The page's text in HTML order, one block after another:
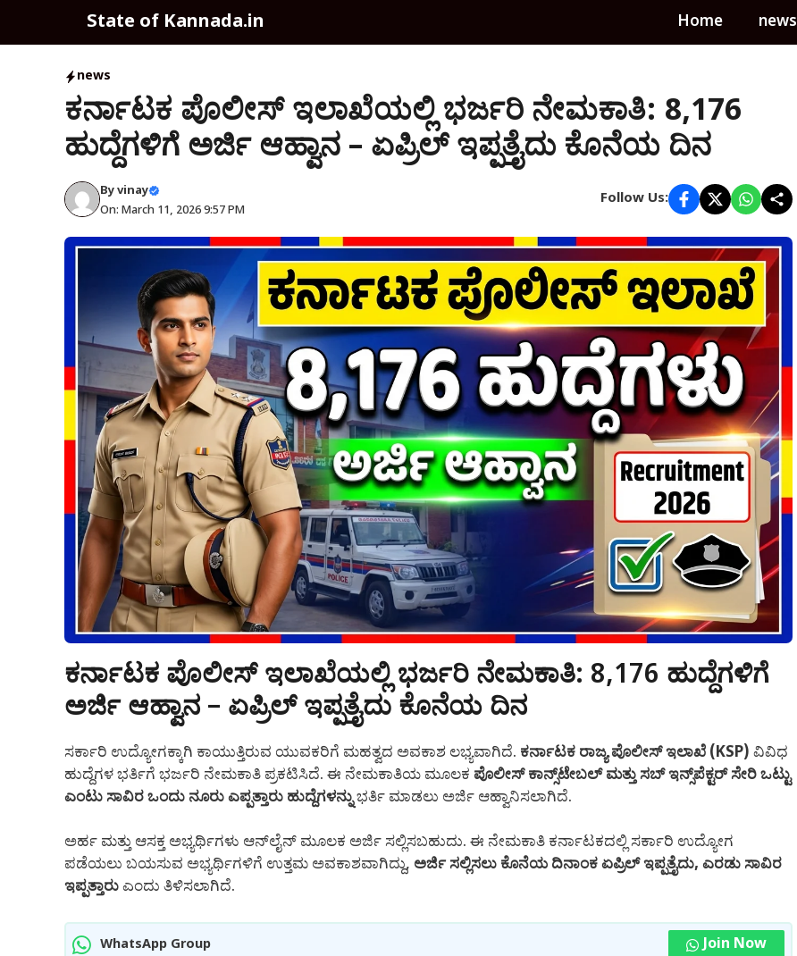
State of Kannada.in Home news
news
ಕರ್ನಾಟಕ ಪೊಲೀಸ್ ಇಲಾಖೆಯಲ್ಲಿ ಭರ್ಜರಿ ನೇಮಕಾತಿ: 8,176
ಹುದ್ದೆಗಳಿಗೆ ಅರ್ಜಿ ಆಹ್ವಾನ – ಏಪ್ರಿಲ್ ಇಪ್ಪತ್ತೈದು ಕೊನೆಯ ದಿನ
Byvinay
On: March 11, 2026 9:57 PM
Follow Us:
ಕರ್ನಾಟಕ ಪೊಲೀಸ್ ಇಲಾಖೆಯಲ್ಲಿ ಭರ್ಜರಿ ನೇಮಕಾತಿ: 8,176 ಹುದ್ದೆಗಳಿಗೆ
ಅರ್ಜಿ ಆಹ್ವಾನ – ಏಪ್ರಿಲ್ ಇಪ್ಪತ್ತೈದು ಕೊನೆಯ ದಿನ
ಸರ್ಕಾರಿ ಉದ್ಯೋಗಕ್ಕಾಗಿ ಕಾಯುತ್ತಿರುವ ಯುವಕರಿಗೆ ಮಹತ್ವದ ಅವಕಾಶ ಲಭ್ಯವಾಗಿದೆ. ಕರ್ನಾಟಕ ರಾಜ್ಯ ಪೊಲೀಸ್ ಇಲಾಖೆ (KSP) ವಿವಿಧ
ಹುದ್ದೆಗಳ ಭರ್ತಿಗೆ ಭರ್ಜರಿ ನೇಮಕಾತಿ ಪ್ರಕಟಿಸಿದೆ. ಈ ನೇಮಕಾತಿಯ ಮೂಲಕ ಪೊಲೀಸ್ ಕಾನ್ಸ್‌ಟೇಬಲ್ ಮತ್ತು ಸಬ್ ಇನ್ಸ್‌ಪೆಕ್ಟರ್ ಸೇರಿ ಒಟ್ಟು
ಎಂಟು ಸಾವಿರ ಒಂದು ನೂರು ಎಪ್ಪತ್ತಾರು ಹುದ್ದೆಗಳನ್ನುಭರ್ತಿ ಮಾಡಲು ಅರ್ಜಿ ಆಹ್ವಾನಿಸಲಾಗಿದೆ.
ಅರ್ಹ ಮತ್ತು ಆಸಕ್ತ ಅಭ್ಯರ್ಥಿಗಳು ಆನ್‌ಲೈನ್ ಮೂಲಕ ಅರ್ಜಿ ಸಲ್ಲಿಸಬಹುದು. ಈ ನೇಮಕಾತಿ ಕರ್ನಾಟಕದಲ್ಲಿ ಸರ್ಕಾರಿ ಉದ್ಯೋಗ
ಪಡೆಯಲು ಬಯಸುವ ಅಭ್ಯರ್ಥಿಗಳಿಗೆ ಉತ್ತಮ ಅವಕಾಶವಾಗಿದ್ದು, ಅರ್ಜಿ ಸಲ್ಲಿಸಲು ಕೊನೆಯ ದಿನಾಂಕ ಏಪ್ರಿಲ್ ಇಪ್ಪತ್ತೈದು, ಎರಡು ಸಾವಿರ
ಇಪ್ಪತ್ತಾರುಎಂದು ತಿಳಿಸಲಾಗಿದೆ.
WhatsApp Group Join Now